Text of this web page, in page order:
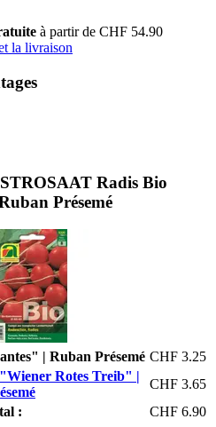
à partir de CHF 54.90
la livraison
Radis Bio
Présemé
| Ruban Présemé CHF 3.25
Rotes Treib" |
CHF 3.65
:
CHF 6.90